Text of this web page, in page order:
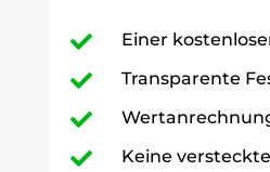
 Einer
 Transparente

 Keine